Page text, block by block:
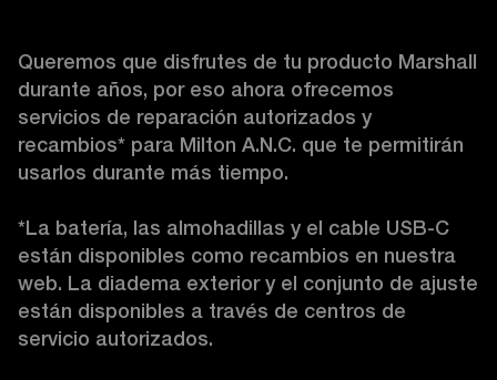
Queremos que disfrutes de tu producto Marshall
durante años, por eso ahora ofrecemos
servicios de reparación autorizados y
recambios* para Milton A.N.C. que te permitirán
usarlos durante más tiempo.
*La batería, las almohadillas y el cable USB-C
están disponibles como recambios en nuestra
web. La diadema exterior y el conjunto de ajuste
están disponibles a través de centros de
servicio autorizados.